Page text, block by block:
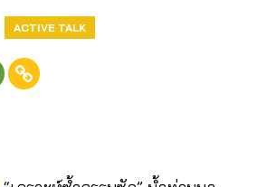
ACTIVE TALK